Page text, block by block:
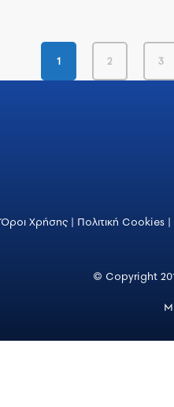
1 2 3
Όροι Χρήσης | Πολιτική Cookies |
© Copyright